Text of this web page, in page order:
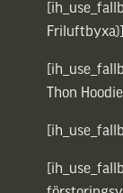
Friluftbyxa)]
Thon